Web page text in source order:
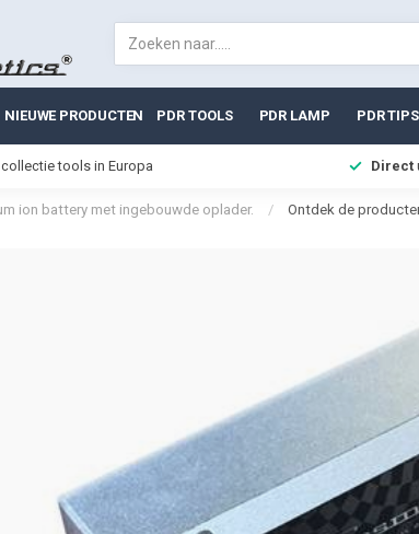
NIEUWE PRODUCTEN PDR TOOLS PDR LAMP PDR TIPS
collectie tools in Europa Direct
ion battery met ingebouwde oplader. / Ontdek de